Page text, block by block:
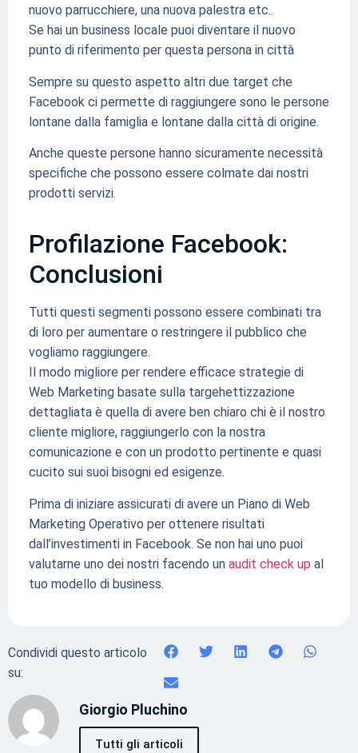
nuovo parrucchiere, una nuova palestra etc..
Se hai un business locale puoi diventare il nuovo
punto di riferimento per questa persona in città
Sempre su questo aspetto altri due target che
Facebook ci permette di raggiungere sono le persone
lontane dalla famiglia e lontane dalla città di origine.
Anche queste persone hanno sicuramente necessità
specifiche che possono essere colmate dai nostri
prodotti servizi.
Profilazione Facebook:
Conclusioni
Tutti questi segmenti possono essere combinati tra
di loro per aumentare o restringere il pubblico che
vogliamo raggiungere.
Il modo migliore per rendere efficace strategie di
Web Marketing basate sulla targehettizzazione
dettagliata è quella di avere ben chiaro chi è il nostro
cliente migliore, raggiungerlo con la nostra
comunicazione e con un prodotto pertinente e quasi
cucito sui suoi bisogni ed esigenze.
Prima di iniziare assicurati di avere un Piano di Web
Marketing Operativo per ottenere risultati
dall’investimenti in Facebook. Se non hai uno puoi
valutarne uno dei nostri facendo un audit check up al
tuo modello di business.
Condividi questo articolo
su:
Giorgio Pluchino
Tutti gli articoli